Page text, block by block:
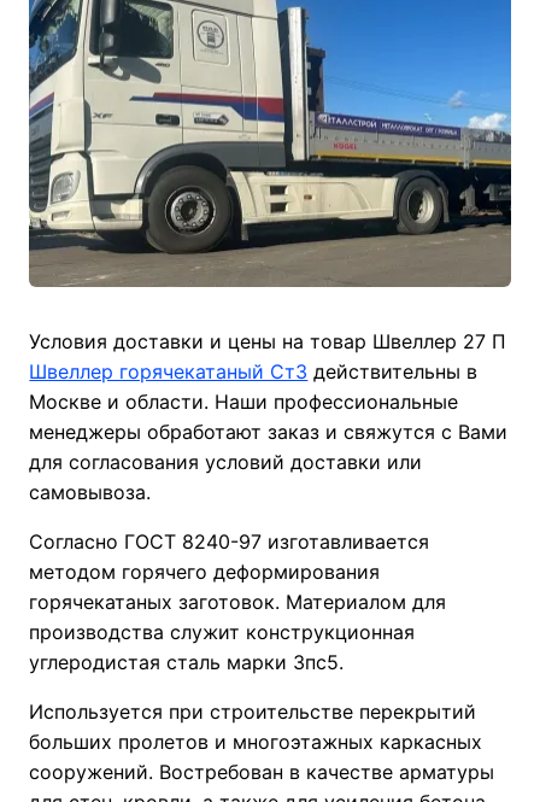
Условия доставки и цены на товар Швеллер 27 П
Швеллер горячекатаный Ст3 действительны в
Москве и области. Наши профессиональные
менеджеры обработают заказ и свяжутся с Вами
для согласования условий доставки или
самовывоза.
Согласно ГОСТ 8240-97 изготавливается
методом горячего деформирования
горячекатаных заготовок. Материалом для
производства служит конструкционная
углеродистая сталь марки 3пс5.
Используется при строительстве перекрытий
больших пролетов и многоэтажных каркасных
сооружений. Востребован в качестве арматуры